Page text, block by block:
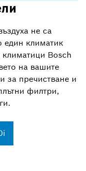
не са
един климатик
Bosch
на вашите
за пречистване и
филтри,